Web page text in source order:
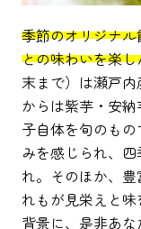
季節のオリジナ
との味わいを楽
末まで）は瀬戸
からは紫芋・安
子自体を旬のも
みを感じられ、
れ。そのほか、
れもが見栄えと
背景に、是非あ